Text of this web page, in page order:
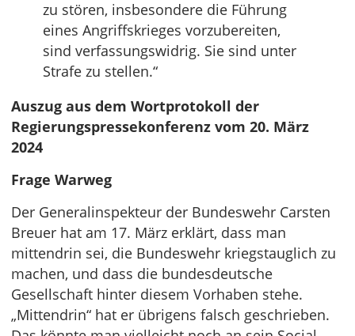
zu stören, insbesondere die Führung
eines Angriffskrieges vorzubereiten,
sind verfassungswidrig. Sie sind unter
Strafe zu stellen.“
Auszug aus dem Wortprotokoll der
Regierungspressekonferenz vom 20. März
2024
Frage Warweg
Der Generalinspekteur der Bundeswehr Carsten
Breuer hat am 17. März erklärt, dass man
mittendrin sei, die Bundeswehr kriegstauglich zu
machen, und dass die bundesdeutsche
Gesellschaft hinter diesem Vorhaben stehe.
„Mittendrin“ hat er übrigens falsch geschrieben.